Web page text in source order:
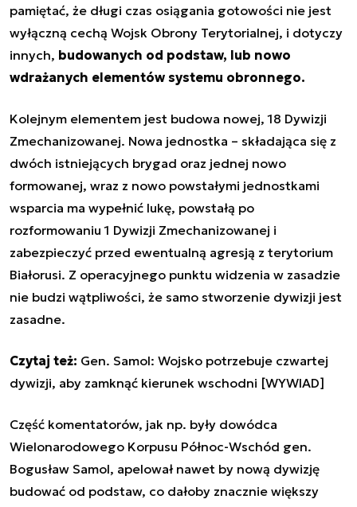
pamiętać, że długi czas osiągania gotowości nie jest
wyłączną cechą Wojsk Obrony Terytorialnej, i dotyczy
innych, budowanych od podstaw, lub nowo
wdrażanych elementów systemu obronnego.
Kolejnym elementem jest budowa nowej, 18 Dywizji
Zmechanizowanej. Nowa jednostka – składająca się z
dwóch istniejących brygad oraz jednej nowo
formowanej, wraz z nowo powstałymi jednostkami
wsparcia ma wypełnić lukę, powstałą po
rozformowaniu 1 Dywizji Zmechanizowanej i
zabezpieczyć przed ewentualną agresją z terytorium
Białorusi. Z operacyjnego punktu widzenia w zasadzie
nie budzi wątpliwości, że samo stworzenie dywizji jest
zasadne.
Czytaj też: Gen. Samol: Wojsko potrzebuje czwartej
dywizji, aby zamknąć kierunek wschodni [WYWIAD]
Część komentatorów, jak np. były dowódca
Wielonarodowego Korpusu Północ-Wschód gen.
Bogusław Samol, apelował nawet by nową dywizję
budować od podstaw, co dałoby znacznie większy